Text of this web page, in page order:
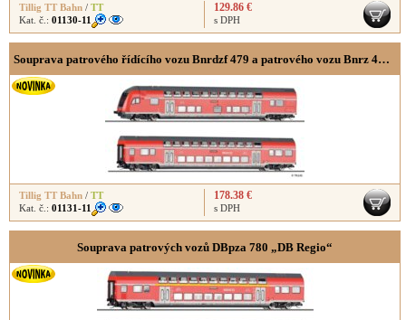
Tillig TT Bahn / TT
Kat. č.: 01130-11
129.86 €
s DPH
Souprava patrového řídícího vozu Bnrdzf 479 a patrového vozu Bnrz 451„DB Regio“
Tillig TT Bahn / TT
Kat. č.: 01131-11
178.38 €
s DPH
Souprava patrových vozů DBpza 780 „DB Regio“